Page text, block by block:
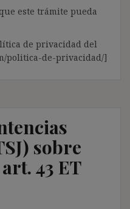
este trámite pueda
de privacidad del
politica-de-privacidad/]
sobre
43 ET